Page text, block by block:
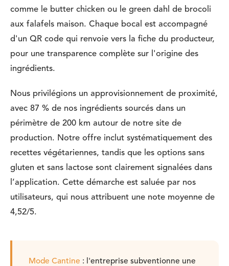
comme le butter chicken ou le green dahl de brocoli
aux falafels maison. Chaque bocal est accompagné
d'un QR code qui renvoie vers la fiche du producteur,
pour une transparence complète sur l'origine des
ingrédients.
Nous privilégions un approvisionnement de proximité,
avec 87 % de nos ingrédients sourcés dans un
périmètre de 200 km autour de notre site de
production. Notre offre inclut systématiquement des
recettes végétariennes, tandis que les options sans
gluten et sans lactose sont clairement signalées dans
l’application. Cette démarche est saluée par nos
utilisateurs, qui nous attribuent une note moyenne de
4,52/5.
Mode Cantine : l'entreprise subventionne une